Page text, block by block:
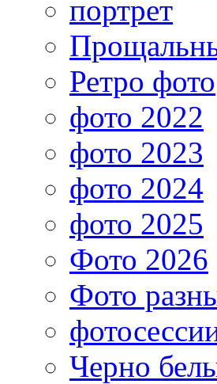
портрет
Ретро фото
фото 2022
фото 2023
фото 2024
фото 2025
Фото 2026
Фото
Черно